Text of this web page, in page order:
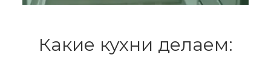
Какие кухни делаем: